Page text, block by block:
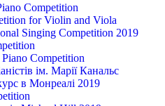
Competition
for Violin and Viola
Singing Competition 2019
Competition
ім. Марії Канальс
в Монреалі 2019